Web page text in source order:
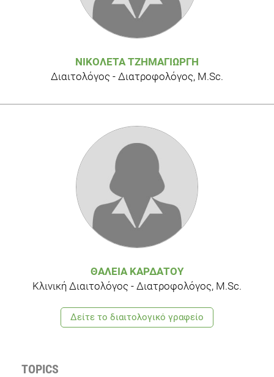
Gibney MJ, Vorster HH, Kok FJ (2007) Πέψη και
μεταβολισμός των υδατανθράκων , Εισαγωγή στη
Διατροφή του ανθρώπου, Εκδόσεις Παρισιάνου ΑΕ, Αθήνα,
Geissler C and Powers H (2005) Carbohydrate metabolism
In: Human Nutrition, 11th edition, China, pp 103 – 124
a role in prevention, progression, or management of diabetes
mellitus? Review on the current evidence. 2012. J Res Med
Sci. Jul;17(7):694-709
Weickert MO, Pfeiffer AF. 2008. Metabolic effects of dietary
fiber consumption and prevention of diabetes. J Nutr.
Mar;138(3):439-42. Review.
ΝΙΚΟΛΈΤΑ ΤΖΗΜΑΓΙΏΡΓΗ
Διαιτολόγος - Διατροφολόγος, M.Sc.
ΘΆΛΕΙΑ ΚΑΡΔΆΤΟΥ
Κλινική Διαιτολόγος - Διατροφολόγος, M.Sc.
Δείτε το διαιτολογικό γραφείο
TOPICS